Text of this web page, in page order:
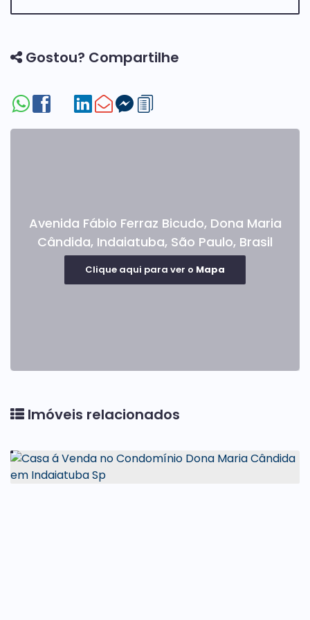
• Em alvenaria com pastilhas Atlas
📍 Viva em um dos condomínios mais desejados de
agende sua visita!
Gostou? Compartilhe
Avenida Fábio Ferraz Bicudo, Dona Maria
Cândida, Indaiatuba, São Paulo, Brasil
Clique aqui para ver o Mapa
Imóveis relacionados